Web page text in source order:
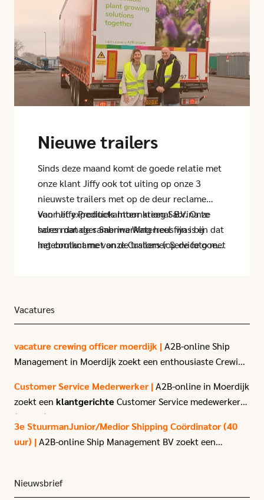
Nieuwe trailers
Sinds deze maand komt de goede relatie met
onze klant Jiffy ook tot uiting op onze 3
nieuwste trailers met op de deur reclame
voor Jiffy Products International B.V. Onze
sales manager Sabrina Waterreus was bij
ingebruikname van de trailers (op de foto met
Van het expeditiekantoor kreeg Sabrina te
horen dat de samenwerking heel fijn is en dat
het contact met onze Customer Service goed
CS-team!
Vacatures
vacature crewing officer moerdijk | A2B-online Ship
Management in Moerdijk zoekt een enthousiaste Crewing
Customer Service Mederwerker | A2B-online in Moerdijk
zoekt een klantgerichteCustomer Service medewerker
(40 uur) met affiniteit voor logistiek en transport.
3e StuurmanJunior/Medior Shipping Coördinator (40
uur) | A2B-online Ship Management BV zoekt een
Nieuwsbrief